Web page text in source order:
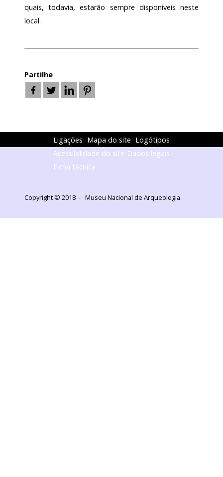
quais, todavia, estarão sempre disponíveis neste
local.
Partilhe
Ligações Mapa do site Logótipos
Acessibilidade do site Dados legais
Ficha técnica
Copyright © 2018 - Museu Nacional de Arqueologia